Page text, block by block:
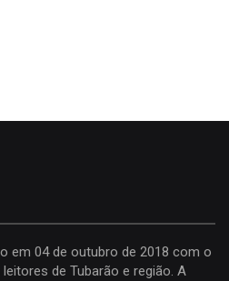
em 04 de outubro de 2018 com o
de Tubarão e região. A